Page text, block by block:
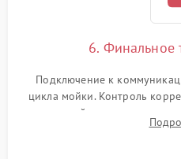
6. Финальное
Подключение к
цикла мойки. Контроль
до нужной температуры,
штатного слива и